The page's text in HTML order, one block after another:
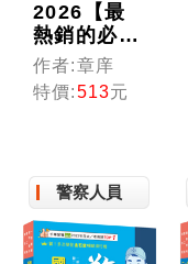
2026【最
熱銷的必考
題庫】法學
緒論[題庫
+歷年試題]
作者:章庠
特價:513元
警察人員